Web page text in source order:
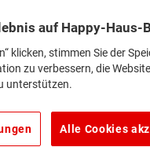
auf Happy-Haus-
klicken, stimmen Sie der
zu verbessern, die
unterstützen.
Alle Cookies